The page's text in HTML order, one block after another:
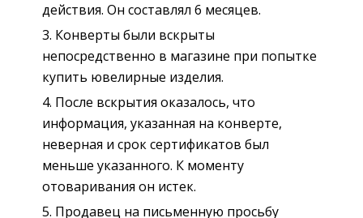
действия. Он составлял 6 месяцев.
Конверты были вскрыты
непосредственно в магазине при попытке
купить ювелирные изделия.
После вскрытия оказалось, что
информация, указанная на конверте,
неверная и срок сертификатов был
меньше указанного. К моменту
отоваривания он истек.
Продавец на письменную просьбу